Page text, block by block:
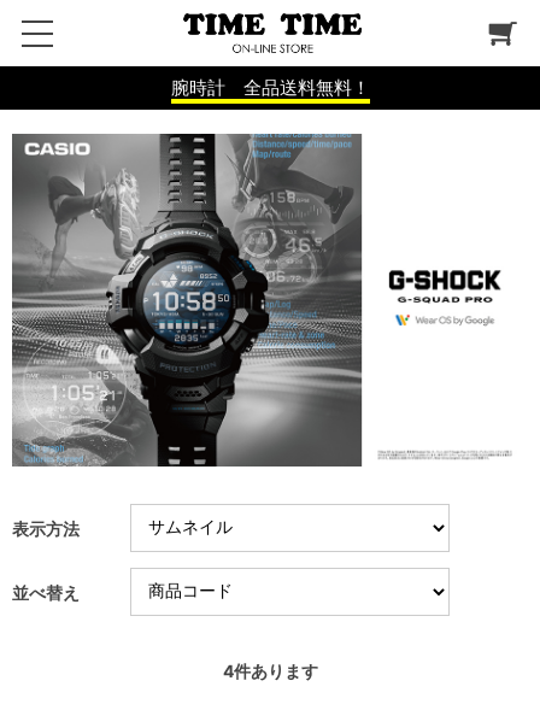
腕時計 全品送料無料！
表示方法
並べ替え
4件あります